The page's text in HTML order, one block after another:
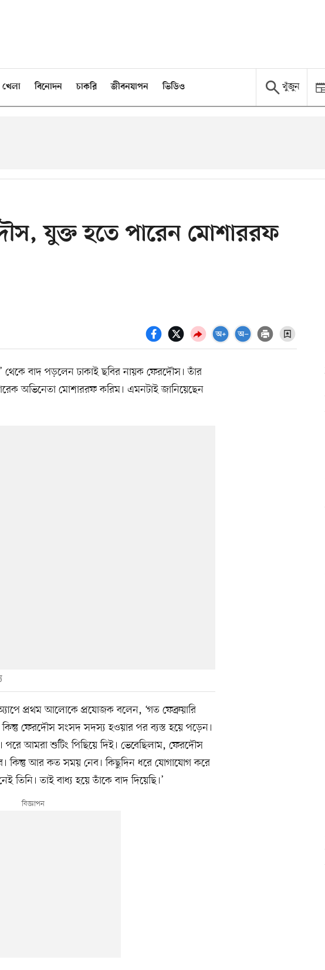
খেলা বিনোদন চাকরি জীবনযাপন ভিডিও খুঁজুন
যুক্ত হতে পারেন মোশাররফ
থেকে বাদ পড়লেন ঢাকাই ছবির নায়ক ফেরদৌস। তাঁর
অভিনেতা মোশাররফ করিম। এমনটাই জানিয়েছেন
প্রথম আলোকে প্রযোজক বলেন, ‘গত ফেব্রুয়ারি
ফেরদৌস সংসদ সদস্য হওয়ার পর ব্যস্ত হয়ে পড়েন।
আমরা শুটিং পিছিয়ে দিই। ভেবেছিলাম, ফেরদৌস
আর কত সময় নেব। কিছুদিন ধরে যোগাযোগ করে
তাই বাধ্য হয়ে তাঁকে বাদ দিয়েছি।’